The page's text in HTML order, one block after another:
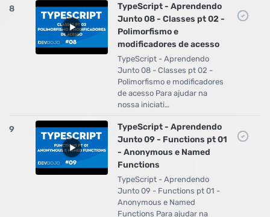
8
TypeScript - Aprendendo
Junto 08 - Classes pt 02 -
Polimorfismo e
modificadores de acesso
TypeScript - Aprendendo
Junto 08 - Classes pt 02 -
Polimorfismo e modificadores
de acesso Para ajudar na
nossa iniciati…
9
TypeScript - Aprendendo
Junto 09 - Functions pt 01
- Anonymous e Named
Functions
TypeScript - Aprendendo
Junto 09 - Functions pt 01 -
Anonymous e Named
Functions Para ajudar na